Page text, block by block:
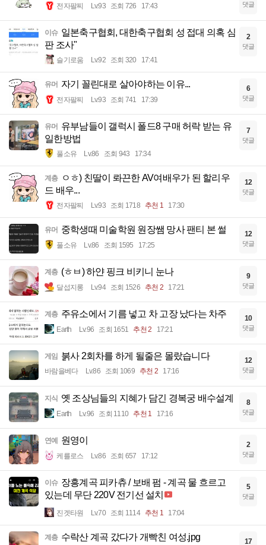
전자팔찌 Lv.93 조회 726 17:43 댓글
이슈 일본축구협회, 대한축구협회 성 접대 의혹 심
판 조사"
슬기로움 Lv.92 조회 320 17:41
2
댓글
유머 자기 꼴린대로 살아야하는 이유...
전자팔찌 Lv.93 조회 741 17:39
6
댓글
유머 유부남들이 갤럭시 폴드8 구매 허락 받는 유
일한방법
풀소유 Lv.86 조회 943 17:34
7
댓글
계층
ㅇㅎ) 친딸이 롸끈한 AV여배우가 된 할리우
드 배우...
전자팔찌 Lv.93 조회 1718 추천 1 17:30
12
댓글
유머 중학생때 미술학원 원장쌤 망사 팬티 본 썰
풀소유 Lv.86 조회 1595 17:25
12
댓글
계층 (ㅎㅂ) 하얀 핑크 비키니 눈나
달섭지롱 Lv.94 조회 1526 추천 2 17:21
9
댓글
계층 주유소에서 기름 넣고 차 고장 났다는 차주
Earth Lv.96 조회 1651 추천 2 17:21
10
댓글
게임 붉사 2회차를 하게 될줄은 몰랐습니다
바람을베다 Lv.86 조회 1069 추천 2 17:16
12
댓글
지식 옛 조상님들의 지혜가 담긴 경복궁 배수설계
Earth Lv.96 조회 1110 추천 1 17:16
8
댓글
연예 원영이
케를로스 Lv.86 조회 657 17:12
2
댓글
이슈 장흥계곡 피카츄 / 보배 펌 - 계곡 물 흐르고
있는데 무단 220V 전기선 설치
진겟타원 Lv.70 조회 1114 추천 1 17:04
5
댓글
계층 수락산 계곡 갔다가 개빡친 여성.jpg 17